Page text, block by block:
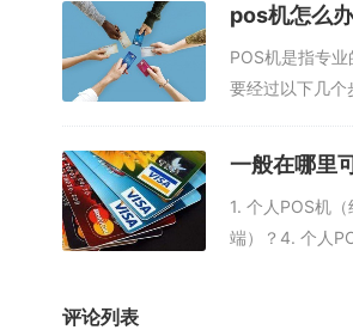
pos机怎么
POS机是指专
要经过以下几个
一般在哪里
1. 个人POS机
端）？4. 个人
评论列表